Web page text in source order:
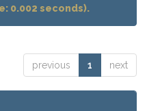
0.002 seconds).
previous 1 next